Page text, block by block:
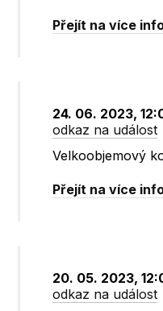
Přejít na více
24. 06. 2023,
odkaz na událost
Velkoobjemový
Přejít na více
20. 05. 2023,
odkaz na událost